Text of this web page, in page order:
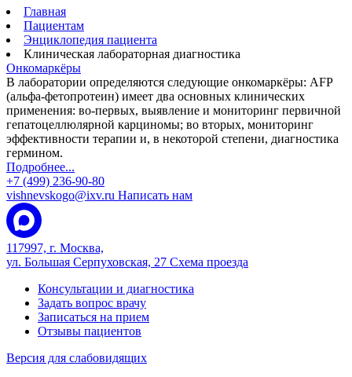
Главная
Пациентам
Энциклопедия пациента
Клиническая лабораторная диагностика
Онкомаркёры
В лаборатории определяются следующие онкомаркёры: AFP
(альфа-фетопротеин) имеет два основных клинических
применения: во-первых, выявление и мониторинг первичной
гепатоцеллюлярной карциномы; во вторых, мониторинг
эффективности терапии и, в некоторой степени, диагностика
гермином.
Подробнее...
+7 (499) 236-90-80
vishnevskogo@ixv.ru Написать нам
117997, г. Москва,
ул. Большая Серпуховская, 27 Схема проезда
Консультации и диагностика
Задать вопрос врачу
Записаться на прием
Отзывы пациентов
Версия для слабовидящих